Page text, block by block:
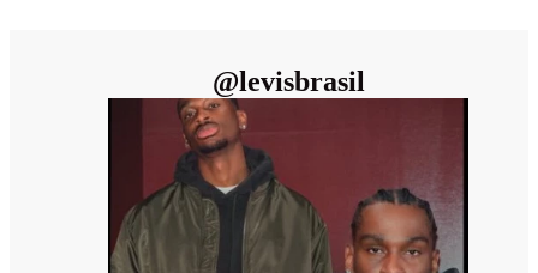
@levisbrasil